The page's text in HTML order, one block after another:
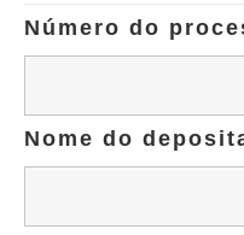
Número do
Nome do